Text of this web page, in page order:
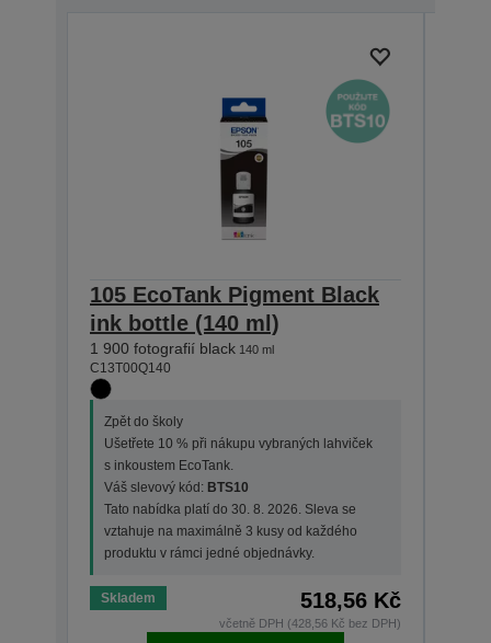
105 EcoTank Pigment Black
ink bottle (140 ml)
1 900 fotografií black 140 ml
C13T00Q140
Zpět do školy
Ušetřete 10 % při nákupu vybraných lahviček
s inkoustem EcoTank.
Váš slevový kód: BTS10
Tato nabídka platí do 30. 8. 2026. Sleva se
vztahuje na maximálně 3 kusy od každého
produktu v rámci jedné objednávky.
Skladem 518,56 Kč
včetně DPH (428,56 Kč bez DPH)